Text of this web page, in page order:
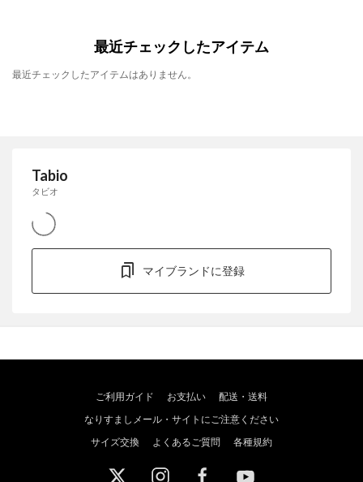
最近チェックしたアイテム
最近チェックしたアイテムはありません。
Tabio
タビオ
マイブランドに登録
ご利用ガイド お支払い
配送・送料
なりすましメール・サイトにご注意ください
サイズ交換
よくあるご質問 各種規約